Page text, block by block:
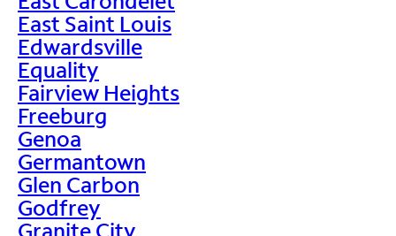
East Saint Louis
Edwardsville
Equality
Fairview Heights
Freeburg
Genoa
Germantown
Glen Carbon
Godfrey
Granite City